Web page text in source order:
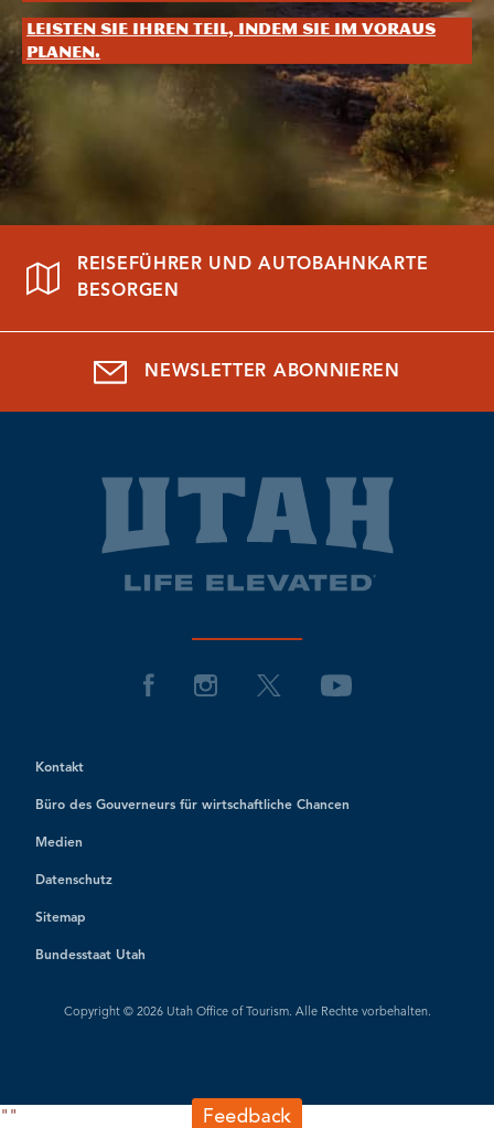
Leisten Sie Ihren Teil, indem Sie im Voraus
planen.
REISEFÜHRER UND AUTOBAHNKARTE
BESORGEN
NEWSLETTER ABONNIEREN
Kontakt
Büro des Gouverneurs für wirtschaftliche Chancen
Medien
Datenschutz
Sitemap
Bundesstaat Utah
Copyright © 2026 Utah Office of Tourism. Alle Rechte vorbehalten.
" "